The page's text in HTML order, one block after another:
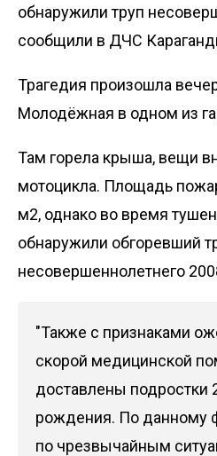
обнаружили труп
сообщили в ДЧС
Трагедия произошла
Молодёжная в одном из
Там горела крыша, вещи
мотоцикла. Площадь
м2, однако во время
обнаружили обгоревший
несовершеннолетнего
"Также с признаками
скорой медицинской
доставлены подростки
рождения. По данному
по чрезвычайным